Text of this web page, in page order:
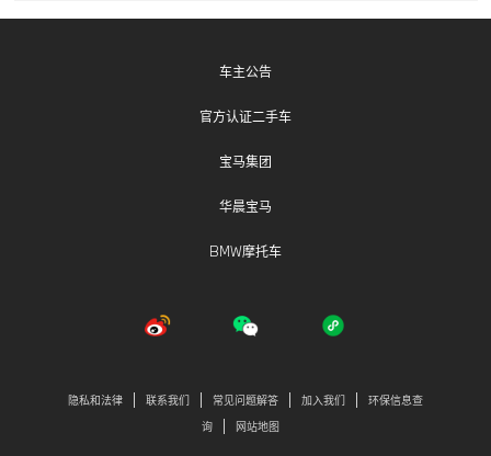
车主公告
官方认证二手车
宝马集团
华晨宝马
BMW摩托车
隐私和法律 联系我们 常见问题解答 加入我们
环保信息查
询
网站地图